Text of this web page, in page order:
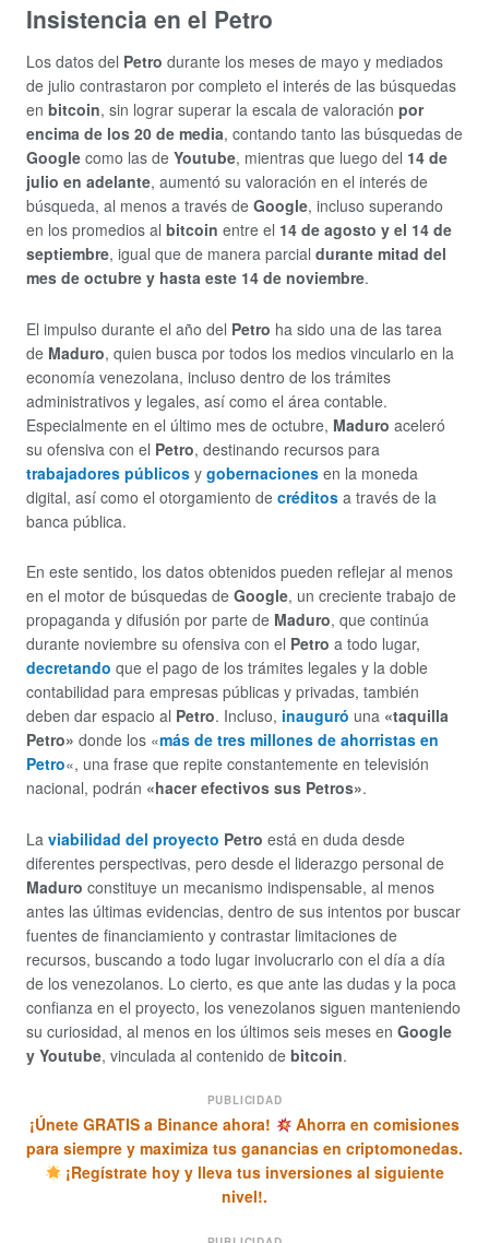
Insistencia en el Petro
Los datos del Petro durante los meses de mayo y mediados
de julio contrastaron por completo el interés de las búsquedas
en bitcoin, sin lograr superar la escala de valoración por
encima de los 20 de media, contando tanto las búsquedas de
Google como las de Youtube, mientras que luego del 14 de
julio en adelante, aumentó su valoración en el interés de
búsqueda, al menos a través de Google, incluso superando
en los promedios al bitcoin entre el 14 de agosto y el 14 de
septiembre, igual que de manera parcial durante mitad del
mes de octubre y hasta este 14 de noviembre.
El impulso durante el año del Petro ha sido una de las tarea
de Maduro, quien busca por todos los medios vincularlo en la
economía venezolana, incluso dentro de los trámites
administrativos y legales, así como el área contable.
Especialmente en el último mes de octubre, Maduro aceleró
su ofensiva con el Petro, destinando recursos para
trabajadores públicos y gobernaciones en la moneda
digital, así como el otorgamiento de créditos a través de la
banca pública.
En este sentido, los datos obtenidos pueden reflejar al menos
en el motor de búsquedas de Google, un creciente trabajo de
propaganda y difusión por parte de Maduro, que continúa
durante noviembre su ofensiva con el Petro a todo lugar,
decretando que el pago de los trámites legales y la doble
contabilidad para empresas públicas y privadas, también
deben dar espacio al Petro. Incluso, inauguró una «taquilla
Petro» donde los «más de tres millones de ahorristas en
Petro«, una frase que repite constantemente en televisión
nacional, podrán «hacer efectivos sus Petros».
La viabilidad del proyecto Petro está en duda desde
diferentes perspectivas, pero desde el liderazgo personal de
Maduro constituye un mecanismo indispensable, al menos
antes las últimas evidencias, dentro de sus intentos por buscar
fuentes de financiamiento y contrastar limitaciones de
recursos, buscando a todo lugar involucrarlo con el día a día
de los venezolanos. Lo cierto, es que ante las dudas y la poca
confianza en el proyecto, los venezolanos siguen manteniendo
su curiosidad, al menos en los últimos seis meses en Google
y Youtube, vinculada al contenido de bitcoin.
PUBLICIDAD
¡Únete GRATIS a Binance ahora!
Ahorra en comisiones
para siempre y maximiza tus ganancias en criptomonedas.
¡Regístrate hoy y lleva tus inversiones al siguiente
nivel!.